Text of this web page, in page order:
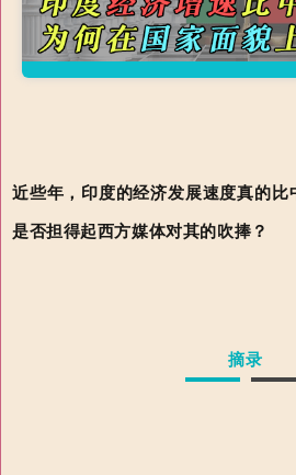
近些年，印度的经济发展速度真的
是否担得起西方媒体对其的吹捧？
摘录